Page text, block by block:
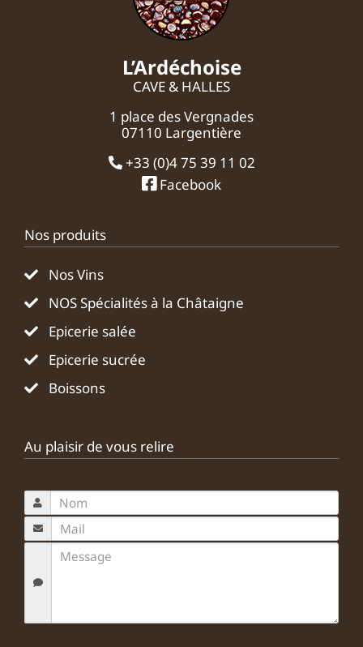
L’Ardéchoise
CAVE & HALLES
1 place des Vergnades
07110 Largentière
+33 (0)4 75 39 11 02
Facebook
Nos produits
Nos Vins
NOS Spécialités à la Châtaigne
Epicerie salée
Epicerie sucrée
Boissons
Au plaisir de vous relire